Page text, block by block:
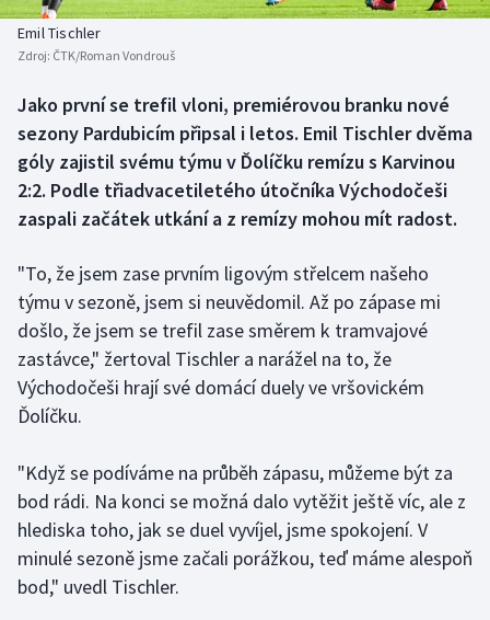
Biatlon
Box
Curling
Futsal
Golf
Házená
Jezdectví
Aplikace ČT sport
Emil Tischler
Zdroj: ČTK/Roman Vondrouš
Jako první se trefil vloni, premiérovou branku nové
sezony Pardubicím připsal i letos. Emil Tischler dvěma
góly zajistil svému týmu v Ďolíčku remízu s Karvinou
2:2. Podle třiadvacetiletého útočníka Východočeši
zaspali začátek utkání a z remízy mohou mít radost.
"To, že jsem zase prvním ligovým střelcem našeho
týmu v sezoně, jsem si neuvědomil. Až po zápase mi
došlo, že jsem se trefil zase směrem k tramvajové
zastávce," žertoval Tischler a narážel na to, že
Východočeši hrají své domácí duely ve vršovickém
Ďolíčku.
"Když se podíváme na průběh zápasu, můžeme být za
bod rádi. Na konci se možná dalo vytěžit ještě víc, ale z
hlediska toho, jak se duel vyvíjel, jsme spokojení. V
minulé sezoně jsme začali porážkou, teď máme alespoň
bod," uvedl Tischler.